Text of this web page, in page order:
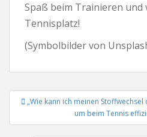
Spaß beim Trainieren und
Tennisplatz!
(Symbolbilder von
Beitrags-
Navigation
„Wie kann ich meinen
um beim Tennis